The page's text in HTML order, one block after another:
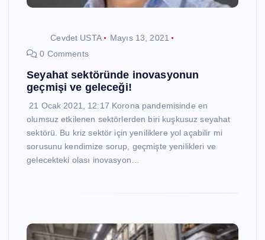
Cevdet USTA
Mayıs 13, 2021
0 Comments
Seyahat sektöründe inovasyonun
geçmişi ve geleceği!
21 Ocak 2021, 12:17 Korona pandemisinde en
olumsuz etkilenen sektörlerden biri kuşkusuz seyahat
sektörü. Bu kriz sektör için yeniliklere yol açabilir mi
sorusunu kendimize sorup, geçmişte yenilikleri ve
gelecekteki olası inovasyon…